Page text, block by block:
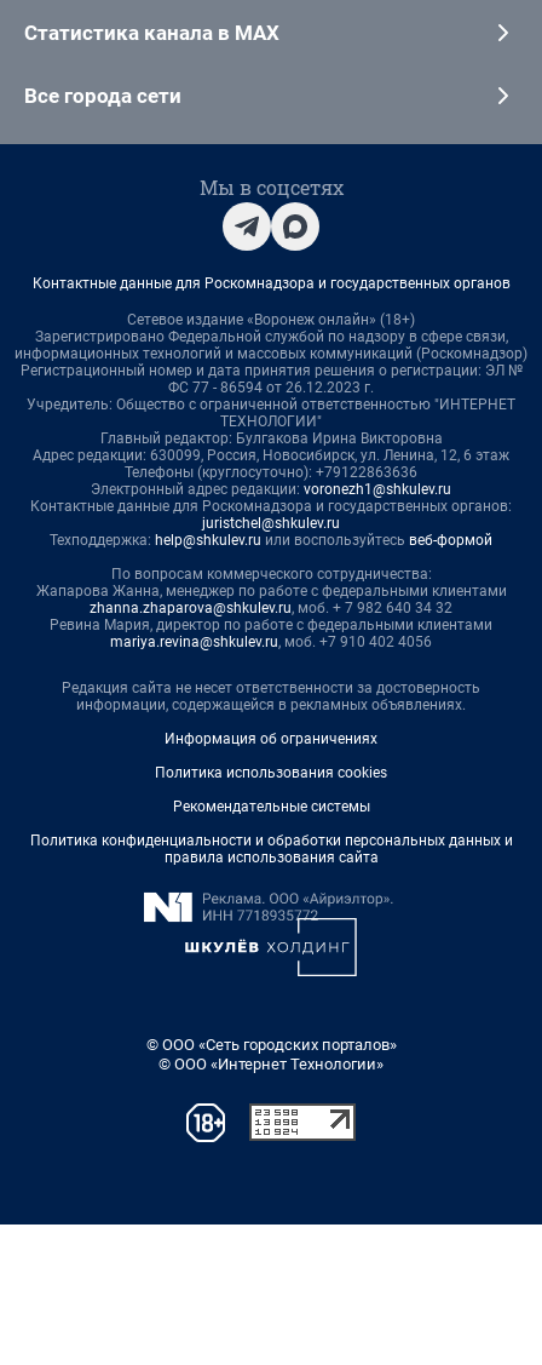
Статистика канала в MAX
Все города сети
Мы в соцсетях
Контактные данные для Роскомнадзора и государственных органов
Сетевое издание «Воронеж онлайн» (18+)
Зарегистрировано Федеральной службой по надзору в сфере связи,
информационных технологий и массовых коммуникаций (Роскомнадзор)
Регистрационный номер и дата принятия решения о регистрации: ЭЛ №
ФС 77 - 86594 от 26.12.2023 г.
Учредитель: Общество с ограниченной ответственностью "ИНТЕРНЕТ
ТЕХНОЛОГИИ"
Главный редактор: Булгакова Ирина Викторовна
Адрес редакции: 630099, Россия, Новосибирск, ул. Ленина, 12, 6 этаж
Телефоны (круглосуточно): +79122863636
Электронный адрес редакции: voronezh1@shkulev.ru
Контактные данные для Роскомнадзора и государственных органов:
juristchel@shkulev.ru
Техподдержка: help@shkulev.ru или воспользуйтесь веб-формой
По вопросам коммерческого сотрудничества:
Жапарова Жанна, менеджер по работе с федеральными клиентами
zhanna.zhaparova@shkulev.ru, моб. + 7 982 640 34 32
Ревина Мария, директор по работе с федеральными клиентами
mariya.revina@shkulev.ru, моб. +7 910 402 4056
Редакция сайта не несет ответственности за достоверность
информации, содержащейся в рекламных объявлениях.
Информация об ограничениях
Политика использования cookies
Рекомендательные системы
Политика конфиденциальности и обработки персональных данных и
правила использования сайта
© ООО «Сеть городских порталов»
© ООО «Интернет Технологии»